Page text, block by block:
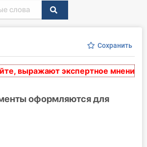
Сохранить
экспертное мнение и
оформляются для